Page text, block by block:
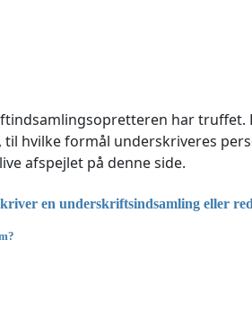
har
hvilke formål underskriveres
afspejlet på denne side.
en underskriftsindsamling eller